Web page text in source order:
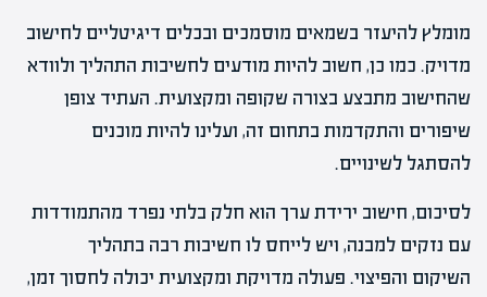
מומלץ להיעזר בשמאים מוסמכים ובכלים דיגיטליים לחישוב
מדויק. כמו כן, חשוב להיות מודעים לחשיבות התהליך ולוודא
שהחישוב מתבצע בצורה שקופה ומקצועית. העתיד צופן
שיפורים והתקדמות בתחום זה, ועלינו להיות מוכנים
להסתגל לשינויים.
לסיכום, חישוב ירידת ערך הוא חלק בלתי נפרד מהתמודדות
עם נזקים למבנה, ויש לייחס לו חשיבות רבה בתהליך
השיקום והפיצוי. פעולה מדויקת ומקצועית יכולה לחסוך זמן,